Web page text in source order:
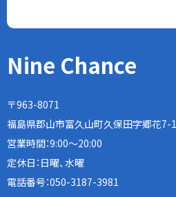
Nine Chance
〒963-8071
福島県郡山市富久山町久保田字郷花7-1
営業時間：9:00〜20:00
定休日：日曜、水曜
電話番号：050-3187-3981